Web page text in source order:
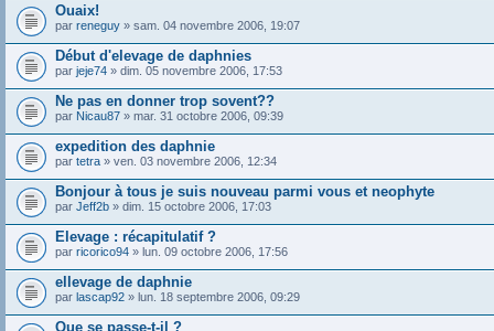
Ouaix!
par reneguy » sam. 04 novembre 2006, 19:07
Début d'elevage de daphnies
par jeje74 » dim. 05 novembre 2006, 17:53
Ne pas en donner trop sovent??
par Nicau87 » mar. 31 octobre 2006, 09:39
expedition des daphnie
par tetra » ven. 03 novembre 2006, 12:34
Bonjour à tous je suis nouveau parmi vous et neophyte
par Jeff2b » dim. 15 octobre 2006, 17:03
Elevage : récapitulatif ?
par ricorico94 » lun. 09 octobre 2006, 17:56
ellevage de daphnie
par lascap92 » lun. 18 septembre 2006, 09:29
Que se passe-t-il ?